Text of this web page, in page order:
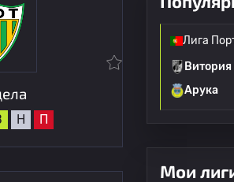
Н П
08.08
Лига
Арука
Мои